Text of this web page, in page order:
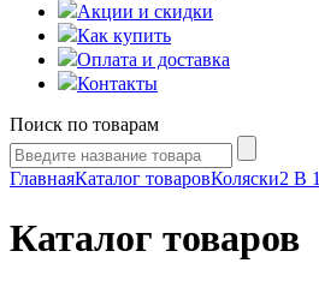
Акции и скидки
Как купить
Оплата и доставка
Контакты
Поиск по товарам
ГлавнаяКаталог товаровКоляски2 В
Каталог товаров